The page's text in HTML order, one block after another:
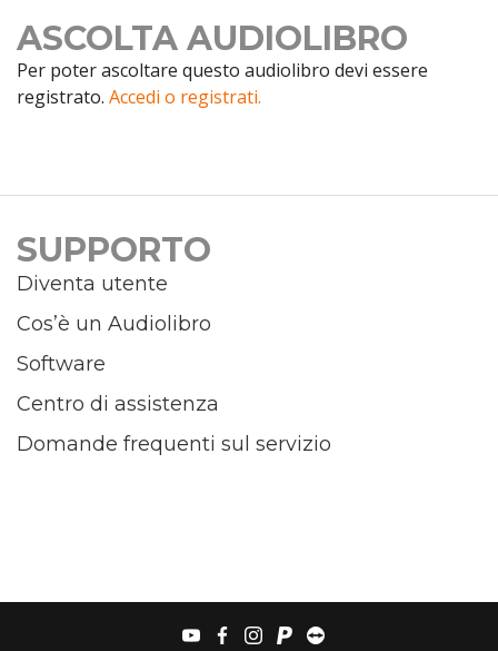
ASCOLTA AUDIOLIBRO
Per poter ascoltare questo audiolibro devi essere
registrato. Accedi o registrati.
SUPPORTO
Diventa utente
Cos’è un Audiolibro
Software
Centro di assistenza
Domande frequenti sul servizio
youtubefacebook
instagram
paypalteamviewer